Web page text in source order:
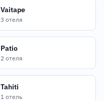
Vaitape
3 отеля
Patio
2 отеля
Tahiti
1 отель